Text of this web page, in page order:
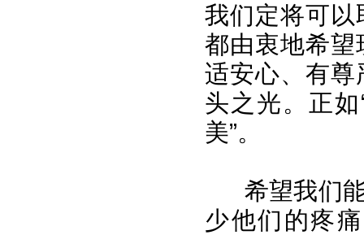
我们定将可
都由衷地希
适安心、有
头之光。正
美”。
希望我们能
少他们的疼